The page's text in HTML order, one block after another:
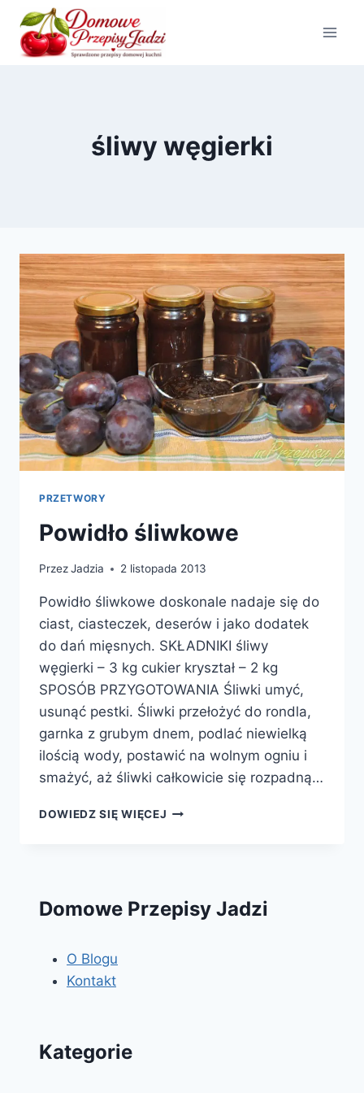
Przejdź
treści
śliwy węgierki
PRZETWORY
Powidło śliwkowe
PrzezJadzia 2 listopada 2013
Powidło śliwkowe doskonale nadaje się do
ciast, ciasteczek, deserów i jako dodatek
do dań mięsnych. SKŁADNIKI śliwy
węgierki – 3 kg cukier kryształ – 2 kg
SPOSÓB PRZYGOTOWANIA Śliwki umyć,
usunąć pestki. Śliwki przełożyć do rondla,
garnka z grubym dnem, podlać niewielką
ilością wody, postawić na wolnym ogniu i
smażyć, aż śliwki całkowicie się rozpadną…
DOWIEDZ SIĘ WIĘCEJ POWIDŁO
Domowe Przepisy Jadzi
O Blogu
Kontakt
Kategorie